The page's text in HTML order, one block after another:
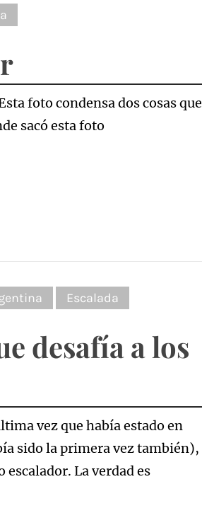
foto condensa dos cosas que
sacó esta foto
Escalada
desafía a los
vez que había estado en
sido la primera vez también),
La verdad es